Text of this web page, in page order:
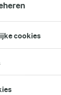
cookies